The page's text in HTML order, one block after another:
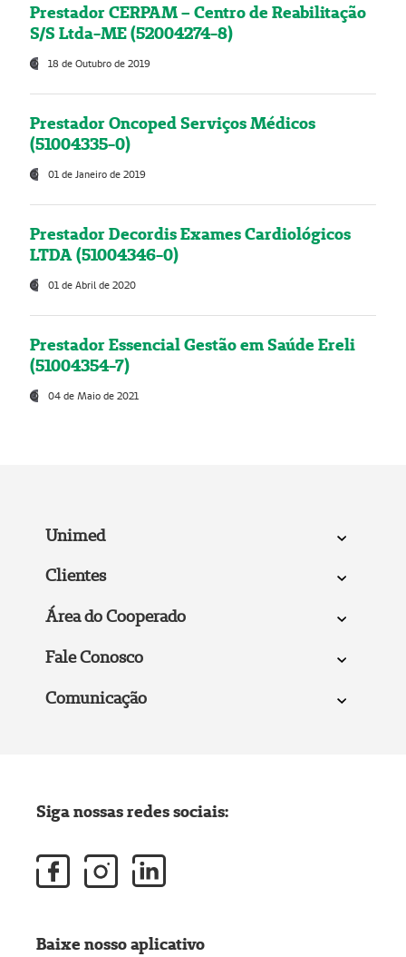
Prestador CERPAM – Centro de Reabilitação
S/S Ltda-ME (52004274-8)
18 de Outubro de 2019
Prestador Oncoped Serviços Médicos
(51004335-0)
01 de Janeiro de 2019
Prestador Decordis Exames Cardiológicos
LTDA (51004346-0)
01 de Abril de 2020
Prestador Essencial Gestão em Saúde Ereli
(51004354-7)
04 de Maio de 2021
Unimed
Clientes
Área do Cooperado
Fale Conosco
Comunicação
Siga nossas redes sociais:
Baixe nosso aplicativo